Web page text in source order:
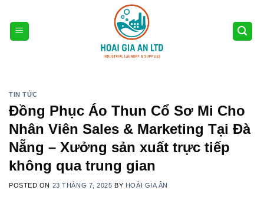
content
TIN TỨC
Đồng Phục Áo Thun Cổ Sơ Mi Cho
Nhân Viên Sales & Marketing Tại Đà
Nẵng – Xưởng sản xuất trực tiếp
không qua trung gian
POSTED ON 23 THÁNG 7, 2025 BY HOÀI GIA ÂN